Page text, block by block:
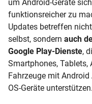
um Android-Geräte
funktionsreicher zu
Updates betreffen
selbst, sondern auch
Google Play-Dienste,
Smartphones, Tablets,
Fahrzeuge mit Android
OS-Geräte unterstützen.